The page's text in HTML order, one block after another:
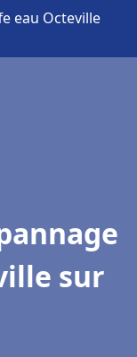
eau Octeville
sur